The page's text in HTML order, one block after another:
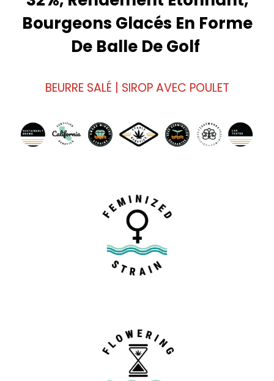
Bourgeons Glacés En Forme
De Balle De Golf
BEURRE SALÉ | SIROP AVEC POULET